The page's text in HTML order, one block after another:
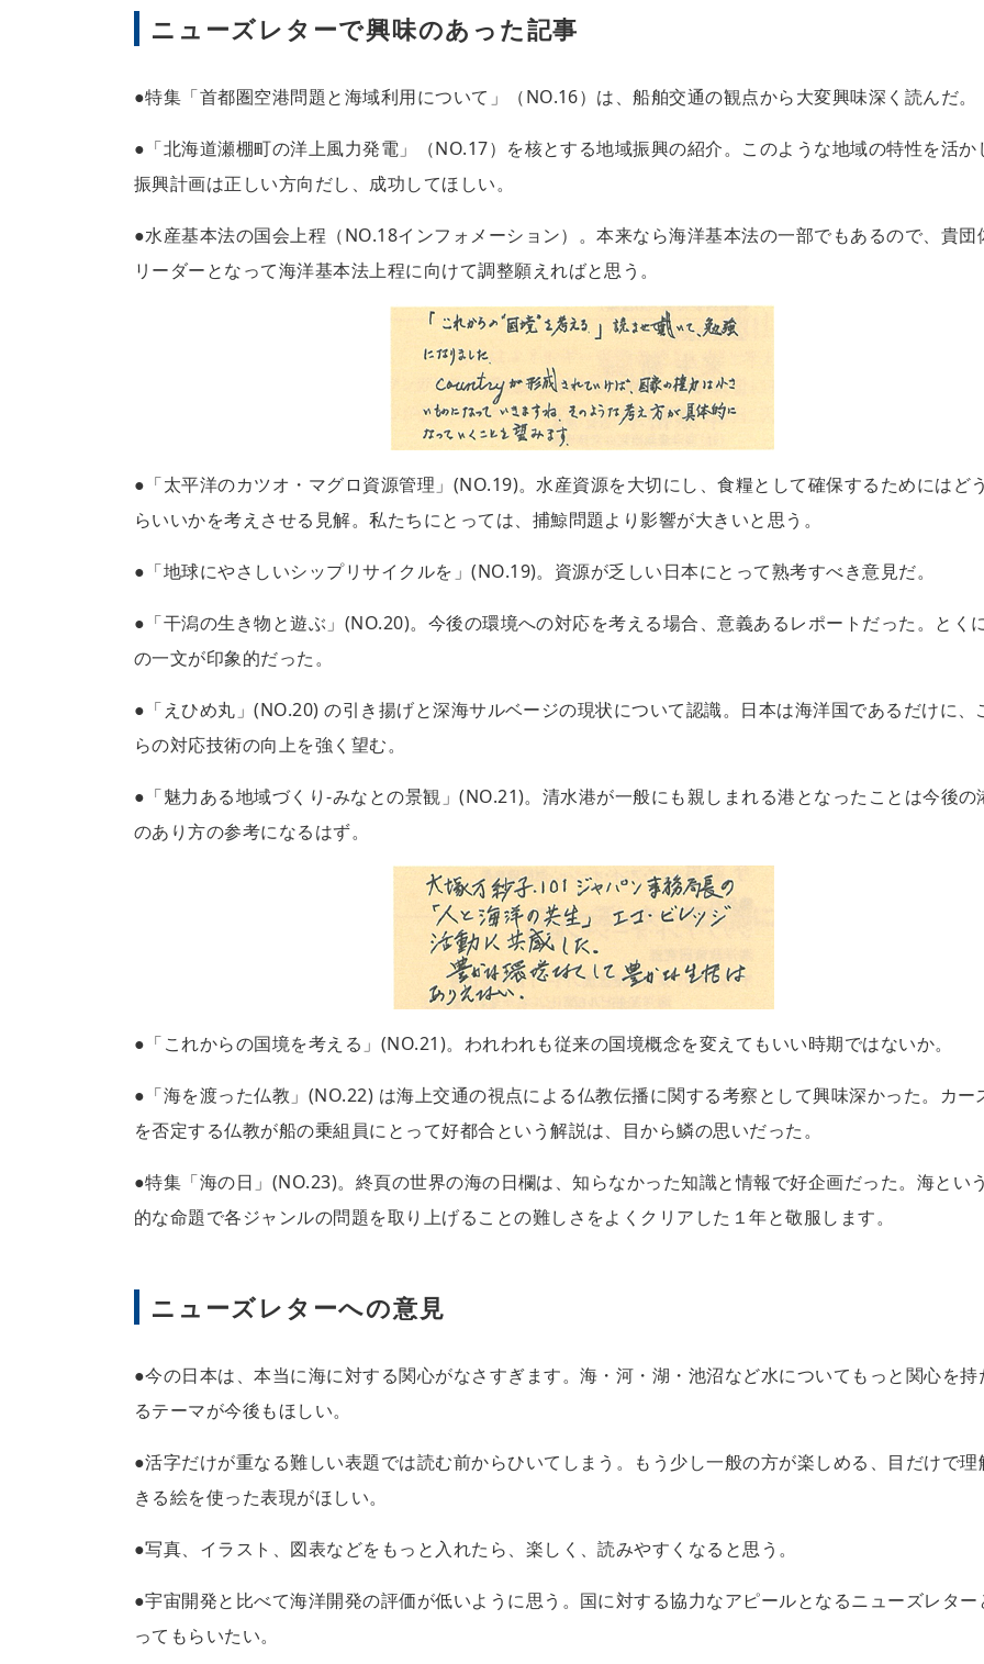
ニューズレターで興味のあった記事
●特集「首都圏空港問題と海域利用について」（NO.16）は、船舶交通の観点から大変興味深く読んだ。
●「北海道瀬棚町の洋上風力発電」（NO.17）を核とする地域振興の紹介。このような地域の特性を活か
振興計画は正しい方向だし、成功してほしい。
●水産基本法の国会上程（NO.18インフォメーション）。本来なら海洋基本法の一部でもあるので、貴団
リーダーとなって海洋基本法上程に向けて調整願えればと思う。
●「太平洋のカツオ・マグロ資源管理」(NO.19)。水産資源を大切にし、食糧として確保するためにはど
らいいかを考えさせる見解。私たちにとっては、捕鯨問題より影響が大きいと思う。
●「地球にやさしいシップリサイクルを」(NO.19)。資源が乏しい日本にとって熟考すべき意見だ。
●「干潟の生き物と遊ぶ」(NO.20)。今後の環境への対応を考える場合、意義あるレポートだった。とく
の一文が印象的だった。
●「えひめ丸」(NO.20) の引き揚げと深海サルベージの現状について認識。日本は海洋国であるだけに、
らの対応技術の向上を強く望む。
●「魅力ある地域づくり-みなとの景観」(NO.21)。清水港が一般にも親しまれる港となったことは今後の
のあり方の参考になるはず。
●「これからの国境を考える」(NO.21)。われわれも従来の国境概念を変えてもいい時期ではないか。
●「海を渡った仏教」(NO.22) は海上交通の視点による仏教伝播に関する考察として興味深かった。カー
を否定する仏教が船の乗組員にとって好都合という解説は、目から鱗の思いだった。
●特集「海の日」(NO.23)。終頁の世界の海の日欄は、知らなかった知識と情報で好企画だった。海とい
的な命題で各ジャンルの問題を取り上げることの難しさをよくクリアした１年と敬服します。
ニューズレターへの意見
●今の日本は、本当に海に対する関心がなさすぎます。海・河・湖・池沼など水についてもっと関心を持
るテーマが今後もほしい。
●活字だけが重なる難しい表題では読む前からひいてしまう。もう少し一般の方が楽しめる、目だけで理
きる絵を使った表現がほしい。
●写真、イラスト、図表などをもっと入れたら、楽しく、読みやすくなると思う。
●宇宙開発と比べて海洋開発の評価が低いように思う。国に対する協力なアピールとなるニューズレター
ってもらいたい。